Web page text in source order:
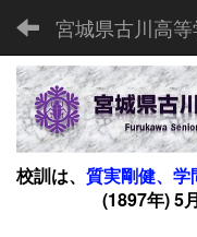
宮城県古川高
校訓は、 質実剛健、学
(1897年) 5